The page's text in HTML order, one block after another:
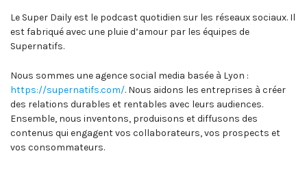
Le Super Daily est le podcast quotidien sur les réseaux sociaux. Il
est fabriqué avec une pluie d’amour par les équipes de
Supernatifs.
Nous sommes une agence social media basée à Lyon :
https://supernatifs.com/. Nous aidons les entreprises à créer
des relations durables et rentables avec leurs audiences.
Ensemble, nous inventons, produisons et diffusons des
contenus qui engagent vos collaborateurs, vos prospects et
vos consommateurs.